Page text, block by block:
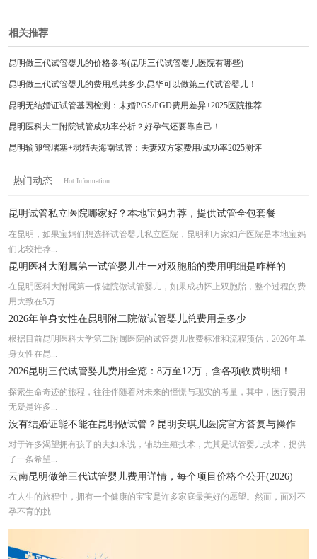
相关推荐
昆明做三代试管婴儿的价格参考(昆明三代试管婴儿医院有哪些)
昆明做三代试管婴儿的费用总共多少,昆华可以做第三代试管婴儿！
昆明无结婚证试管基因检测：未婚PGS/PGD费用差异+2025医院推荐
昆明医科大二附院试管成功率分析？好孕气还要靠自己！
昆明输卵管堵塞+弱精去海南试管：夫妻双方案费用/成功率2025测评
昆明做第三代试管婴儿费用详情介绍(昆明哪里可以做第三代试管)
热门动态 Hot Information
昆明试管私立医院哪家好？本地宝妈力荐，提供试管全包套餐
在昆明，如果宝妈们想选择试管婴儿私立医院，昆明和万家妇产医院是本地宝妈
们比较推荐...
昆明医科大附属第一试管婴儿生一对双胞胎的费用明细是咋样的
在昆明医科大附属第一保健院做试管婴儿，如果成功怀上双胞胎，整个过程的费
用大致在5万...
2026年单身女性在昆明附二院做试管婴儿总费用是多少
根据目前昆明医科大学第二附属医院的试管婴儿收费标准和流程预估，2026年单
身女性在昆...
2026昆明三代试管婴儿费用全览：8万至12万，含各项收费明细！
探索生命奇迹的旅程，往往伴随着对未来的憧憬与现实的考量，其中，医疗费用
无疑是许多...
对于许多渴望拥有孩子的夫妇来说，辅助生殖技术，尤其是试管婴儿技术，提供
了一条希望...
云南昆明做第三代试管婴儿费用详情，每个项目价格全公开(2026)
在人生的旅程中，拥有一个健康的宝宝是许多家庭最美好的愿望。然而，面对不
孕不育的挑...